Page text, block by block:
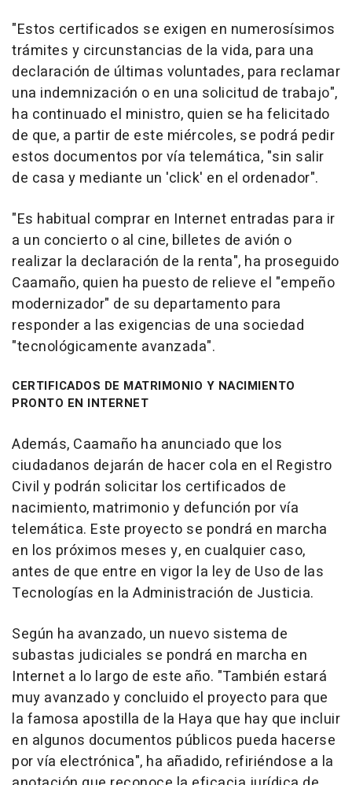
"Estos certificados se exigen en numerosísimos
trámites y circunstancias de la vida, para una
declaración de últimas voluntades, para reclamar
una indemnización o en una solicitud de trabajo",
ha continuado el ministro, quien se ha felicitado
de que, a partir de este miércoles, se podrá pedir
estos documentos por vía telemática, "sin salir
de casa y mediante un 'click' en el ordenador".
"Es habitual comprar en Internet entradas para ir
a un concierto o al cine, billetes de avión o
realizar la declaración de la renta", ha proseguido
Caamaño, quien ha puesto de relieve el "empeño
modernizador" de su departamento para
responder a las exigencias de una sociedad
"tecnológicamente avanzada".
CERTIFICADOS DE MATRIMONIO Y NACIMIENTO
PRONTO EN INTERNET
Además, Caamaño ha anunciado que los
ciudadanos dejarán de hacer cola en el Registro
Civil y podrán solicitar los certificados de
nacimiento, matrimonio y defunción por vía
telemática. Este proyecto se pondrá en marcha
en los próximos meses y, en cualquier caso,
antes de que entre en vigor la ley de Uso de las
Tecnologías en la Administración de Justicia.
Según ha avanzado, un nuevo sistema de
subastas judiciales se pondrá en marcha en
Internet a lo largo de este año. "También estará
muy avanzado y concluido el proyecto para que
la famosa apostilla de la Haya que hay que incluir
en algunos documentos públicos pueda hacerse
por vía electrónica", ha añadido, refiriéndose a la